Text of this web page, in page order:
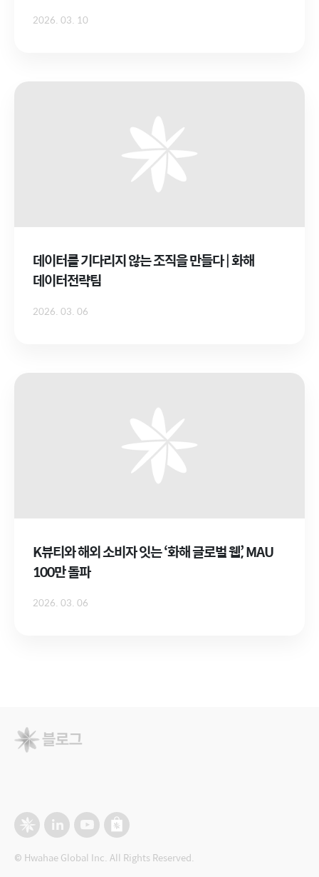
2026. 03. 10
데이터를 기다리지 않는 조직을 만들다 | 화해
데이터전략팀
2026. 03. 06
K뷰티와 해외 소비자 잇는 ‘화해 글로벌 웹’, MAU
100만 돌파
2026. 03. 06
© Hwahae Global Inc. All Rights Reserved.